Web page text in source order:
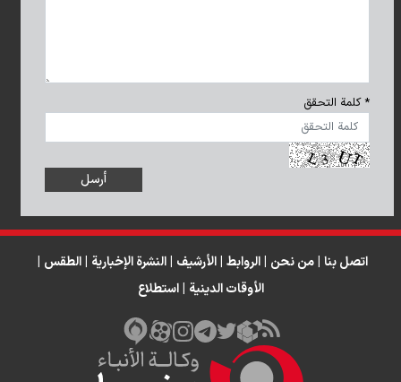
* كلمة التحقق
اتصل بنا من نحن الروابط الأرشيف النشرة الإخبارية الطقس
الأوقات الدينية استطلاع